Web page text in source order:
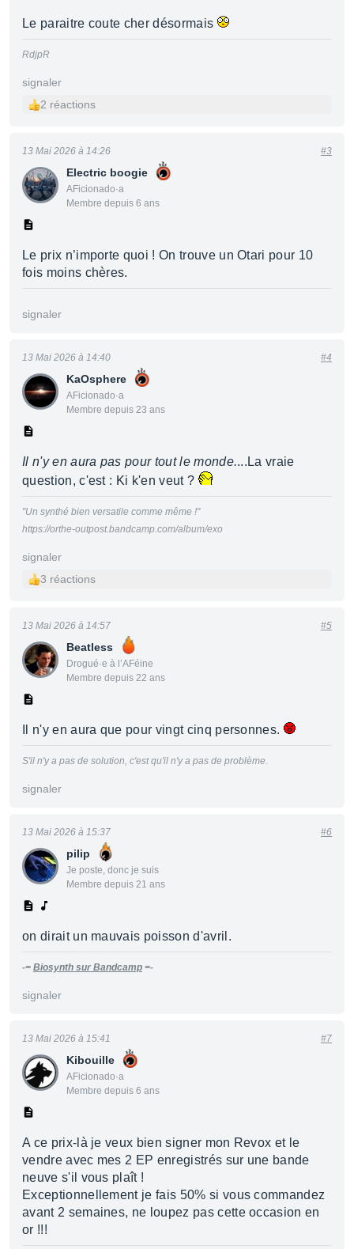
Le paraitre coute cher désormais
RdjpR
signaler
2 réactions
Electric boogie
AFicionado·a
Membre depuis 6 ans
13 Mai 2026 à 14:26 #3
Le prix n’importe quoi ! On trouve un Otari pour 10
fois moins chères.
signaler
KaOsphere
AFicionado·a
Membre depuis 23 ans
13 Mai 2026 à 14:40 #4
Il n'y en aura pas pour tout le monde....La vraie
question, c'est : Ki k'en veut ?
"Un synthé bien versatile comme même !"
https://orthe-outpost.bandcamp.com/album/exo
signaler
3 réactions
Beatless
Drogué·e à l’AFéine
Membre depuis 22 ans
13 Mai 2026 à 14:57 #5
Il n'y en aura que pour vingt cinq personnes.
S'il n'y a pas de solution, c'est qu'il n'y a pas de problème.
signaler
pilip
Je poste, donc je suis
Membre depuis 21 ans
13 Mai 2026 à 15:37 #6
on dirait un mauvais poisson d'avril.
-= Biosynth sur Bandcamp =-
signaler
Kibouille
AFicionado·a
Membre depuis 6 ans
13 Mai 2026 à 15:41 #7
A ce prix-là je veux bien signer mon Revox et le
vendre avec mes 2 EP enregistrés sur une bande
neuve s'il vous plaît !
Exceptionnellement je fais 50% si vous commandez
avant 2 semaines, ne loupez pas cette occasion en
or !!!